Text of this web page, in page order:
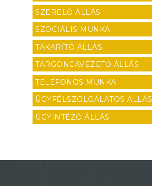
SZERELŐ ÁLLÁS
SZOCIÁLIS MUNKA
TAKARÍTÓ ÁLLÁS
TARGONCAVEZETŐ ÁLLÁS
TELEFONOS MUNKA
ÜGYFÉLSZOLGÁLATOS ÁLLÁS
ÜGYINTÉZŐ ÁLLÁS